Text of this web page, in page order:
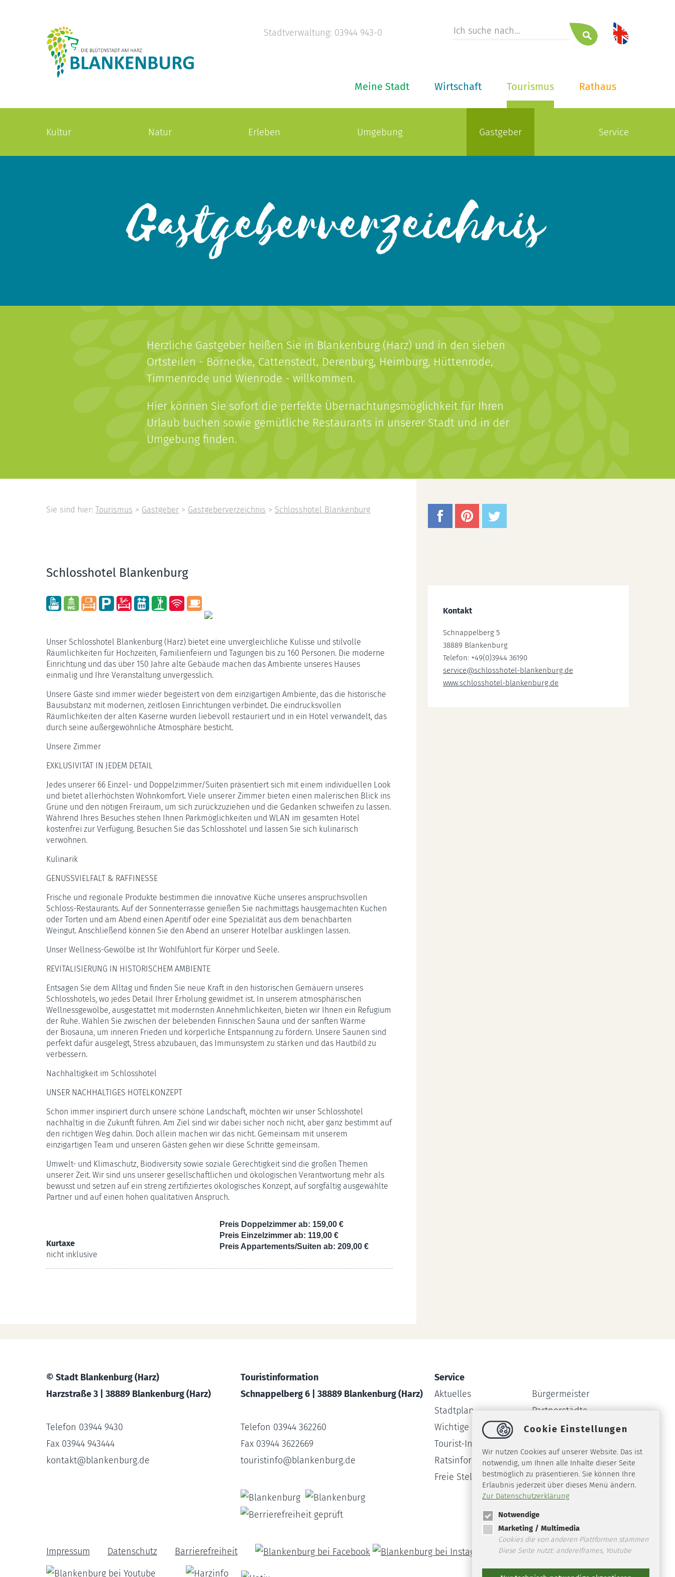
Stadtverwaltung: 03944 943-0
Rathaus
Tourismus
Kultur Natur Erleben Umgebung Gastgeber Service
Wirtschaft
Meine Stadt
Gastgeberverzeichnis
Herzliche Gastgeber heißen Sie in Blankenburg (Harz) und in den sieben
Ortsteilen - Börnecke, Cattenstedt, Derenburg, Heimburg, Hüttenrode,
Timmenrode und Wienrode - willkommen.
Hier können Sie sofort die perfekte Übernachtungsmöglichkeit für Ihren
Urlaub buchen sowie gemütliche Restaurants in unserer Stadt und in der
Umgebung finden.
Sie sind hier: Tourismus > Gastgeber > Gastgeberverzeichnis > Schlosshotel Blankenburg
Schlosshotel Blankenburg
Unser Schlosshotel Blankenburg (Harz) bietet eine unvergleichliche Kulisse und stilvolle
Räumlichkeiten für Hochzeiten, Familienfeiern und Tagungen bis zu 160 Personen. Die moderne
Einrichtung und das über 150 Jahre alte Gebäude machen das Ambiente unseres Hauses
einmalig und Ihre Veranstaltung unvergesslich.
Unsere Gäste sind immer wieder begeistert von dem einzigartigen Ambiente, das die historische
Bausubstanz mit modernen, zeitlosen Einrichtungen verbindet. Die eindrucksvollen
Räumlichkeiten der alten Kaserne wurden liebevoll restauriert und in ein Hotel verwandelt, das
durch seine außergewöhnliche Atmosphäre besticht.
Unsere Zimmer
EXKLUSIVITÄT IN JEDEM DETAIL
Jedes unserer 66 Einzel- und Doppelzimmer/Suiten präsentiert sich mit einem individuellen Look
und bietet allerhöchsten Wohnkomfort. Viele unserer Zimmer bieten einen malerischen Blick ins
Grüne und den nötigen Freiraum, um sich zurückzuziehen und die Gedanken schweifen zu lassen.
Während Ihres Besuches stehen Ihnen Parkmöglichkeiten und WLAN im gesamten Hotel
kostenfrei zur Verfügung. Besuchen Sie das Schlosshotel und lassen Sie sich kulinarisch
verwöhnen.
Kulinarik
GENUSSVIELFALT & RAFFINESSE
Frische und regionale Produkte bestimmen die innovative Küche unseres anspruchsvollen
Schloss-Restaurants. Auf der Sonnenterrasse genießen Sie nachmittags hausgemachten Kuchen
oder Torten und am Abend einen Aperitif oder eine Spezialität aus dem benachbarten
Weingut. Anschließend können Sie den Abend an unserer Hotelbar ausklingen lassen.
Unser Wellness-Gewölbe ist Ihr Wohlfühlort für Körper und Seele.
REVITALISIERUNG IN HISTORISCHEM AMBIENTE
Entsagen Sie dem Alltag und finden Sie neue Kraft in den historischen Gemäuern unseres
Schlosshotels, wo jedes Detail Ihrer Erholung gewidmet ist. In unserem atmosphärischen
Wellnessgewölbe, ausgestattet mit modernsten Annehmlichkeiten, bieten wir Ihnen ein Refugium
der Ruhe. Wählen Sie zwischen der belebenden Finnischen Sauna und der sanften Wärme
der Biosauna, um inneren Frieden und körperliche Entspannung zu fördern. Unsere Saunen sind
perfekt dafür ausgelegt, Stress abzubauen, das Immunsystem zu stärken und das Hautbild zu
verbessern.
Nachhaltigkeit im Schlosshotel
UNSER NACHHALTIGES HOTELKONZEPT
Schon immer inspiriert durch unsere schöne Landschaft, möchten wir unser Schlosshotel
nachhaltig in die Zukunft führen. Am Ziel sind wir dabei sicher noch nicht, aber ganz bestimmt auf
den richtigen Weg dahin. Doch allein machen wir das nicht. Gemeinsam mit unserem
einzigartigen Team und unseren Gästen gehen wir diese Schritte gemeinsam.
Umwelt- und Klimaschutz, Biodiversity sowie soziale Gerechtigkeit sind die großen Themen
unserer Zeit. Wir sind uns unserer gesellschaftlichen und ökologischen Verantwortung mehr als
bewusst und setzen auf ein streng zertifiziertes ökologisches Konzept, auf sorgfältig ausgewählte
Partner und auf einen hohen qualitativen Anspruch.
Kurtaxe
nicht inklusive
Preis Doppelzimmer ab: 159,00 €
Preis Einzelzimmer ab: 119,00 €
Preis Appartements/Suiten ab: 209,00 €
Kontakt
Schnappelberg 5
38889 Blankenburg
Telefon: +49(0)3944 36190
service@schlosshotel-blankenburg.de
www.schlosshotel-blankenburg.de
© Stadt Blankenburg (Harz)
Harzstraße 3 | 38889 Blankenburg (Harz)
Telefon 03944 9430
Fax 03944 943444
kontakt@blankenburg.de
Touristinformation
Schnappelberg 6 | 38889 Blankenburg (Harz)
Telefon 03944 362260
Fax 03944 3622669
touristinfo@blankenburg.de
Service
Aktuelles
Bürgermeister
Stadtplan
Partnerstädte
Wichtige Rufnummern
Webcam
Tourist-Info
RatsinformationssystemAmtsblatt
Freie Stellen
Impressum Datenschutz Barrierefreiheit
Cookie Einstellungen
Wir nutzen Cookies auf unserer Website. Das ist
notwendig, um Ihnen alle Inhalte dieser Seite
bestmöglich zu präsentieren. Sie können Ihre
Erlaubnis jederzeit über dieses Menü ändern.
Zur Datenschutzerklärung
Notwendige
Marketing / Multimedia
Cookies die von anderen Plattformen stammen
Diese Seite nutzt: andereIframes, Youtube